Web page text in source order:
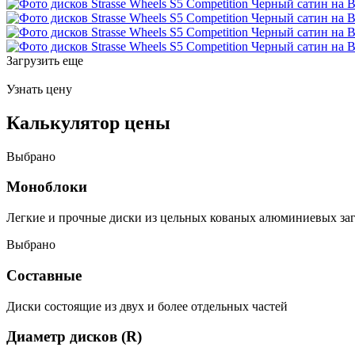
Загрузить еще
Узнать цену
Калькулятор цены
Выбрано
Моноблоки
Легкие и прочные диски из цельных кованых алюминиевых
Выбрано
Составные
Диски состоящие из двух и более отдельных частей
Диаметр дисков (R)